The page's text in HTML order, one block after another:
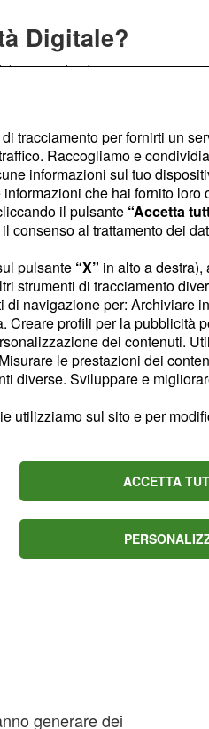
Digitale?
(nome utente e
e che
Esso può essere
a seconda del
e TIM) prescelto.
posso decidere di
uguali. Lo Spid è
ne faranno
interessati
presso il
dovranno
dell' applicazione
generare dei
tracciamento per fornirti un
Raccogliamo e
informazioni sul tuo
che hai fornito
il pulsante “Accetta
consenso al trattamento dei
pulsante “X” in alto a
strumenti di tracciamento
di navigazione per: Archiviare
Creare profili per la pubblicità
dei contenuti.
le prestazioni dei
diverse. Sviluppare e
utilizziamo sul sito e per
ACCETTA